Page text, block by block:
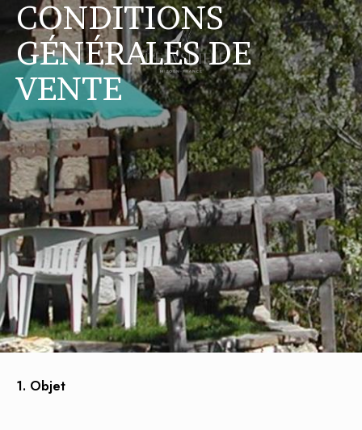
CONDITIONS
GÉNÉRALES DE
VENTE
1. Objet